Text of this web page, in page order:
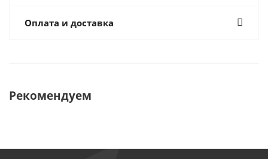
Оплата и доставка
Рекомендуем